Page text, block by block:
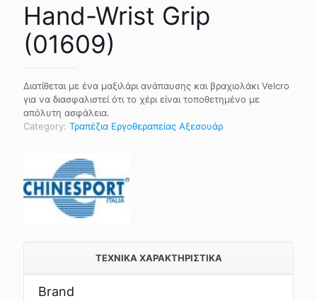
Hand-Wrist Grip
(01609)
Διατίθεται με ένα μαξιλάρι ανάπαυσης και βραχιολάκι Velcro
για να διασφαλιστεί ότι το χέρι είναι τοποθετημένο με
απόλυτη ασφάλεια.
Category: Τραπέζια Εργοθεραπείας Αξεσουάρ
TEXNIKA ΧΑΡΑΚΤΗΡΙΣΤΙΚΑ
Brand